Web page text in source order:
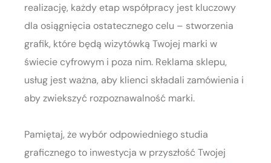
realizację, każdy etap współpracy jest kluczowy
dla osiągnięcia ostatecznego celu – stworzenia
grafik, które będą wizytówką Twojej marki w
świecie cyfrowym i poza nim. Reklama sklepu,
usług jest ważna, aby klienci składali zamówienia i
aby zwiekszyć rozpoznawalność marki.
Pamiętaj, że wybór odpowiedniego studia
graficznego to inwestycja w przyszłość Twojej